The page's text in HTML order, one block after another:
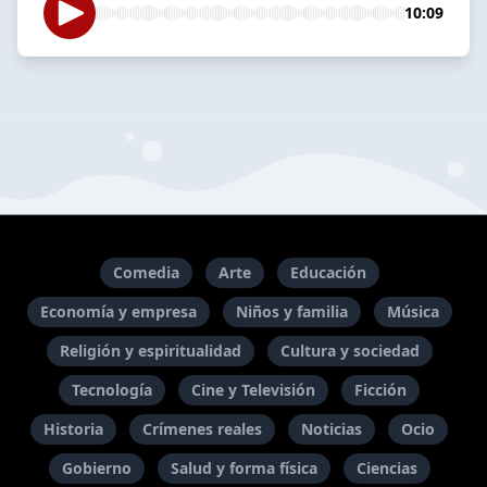
10:09
Comedia Arte
Educación
Economía y empresa
Niños y familia
Música
Religión y espiritualidad
Cultura y sociedad
Tecnología
Cine y Televisión
Ficción
Historia
Crímenes reales Noticias
Ocio
Gobierno
Salud y forma física Ciencias